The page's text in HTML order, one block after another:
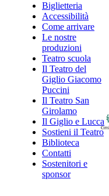
Biglietteria
Accessibilità
Come arrivare
Le nostre
produzioni
Teatro scuola
Il Teatro del
Giglio Giacomo
Puccini
Il Teatro San
Girolamo
Il Giglio e Lucca
Sostieni il Teatro
Biblioteca
Contatti
Sostenitori e
sponsor